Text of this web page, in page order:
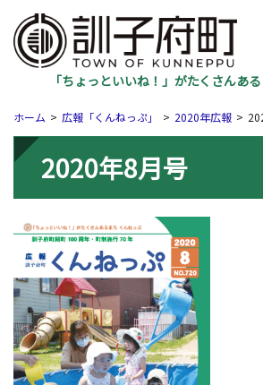
「ちょっといいね！」がたくさんあ
ホーム 広報「くんねっぷ」 2020年広報
2020年8月号